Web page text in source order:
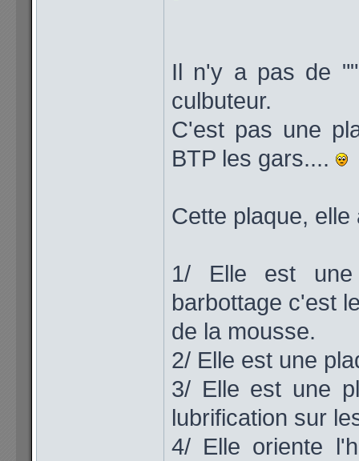
Il n'y a pas de
culbuteur.
C'est pas une
BTP les gars....
Cette plaque,
1/ Elle est une
barbottage c'est
de la mousse.
2/ Elle est une
3/ Elle est une
lubrification sur
4/ Elle oriente